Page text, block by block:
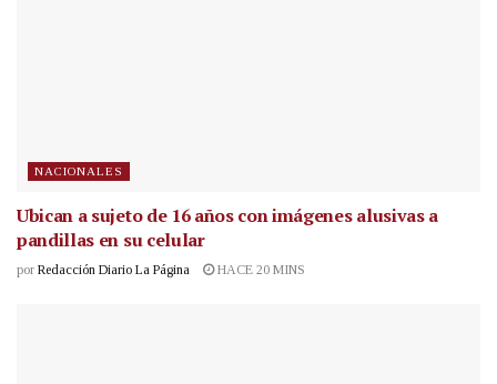
NACIONALES
Ubican a sujeto de 16 años con imágenes alusivas a
pandillas en su celular
por Redacción Diario La Página HACE 20 MINS